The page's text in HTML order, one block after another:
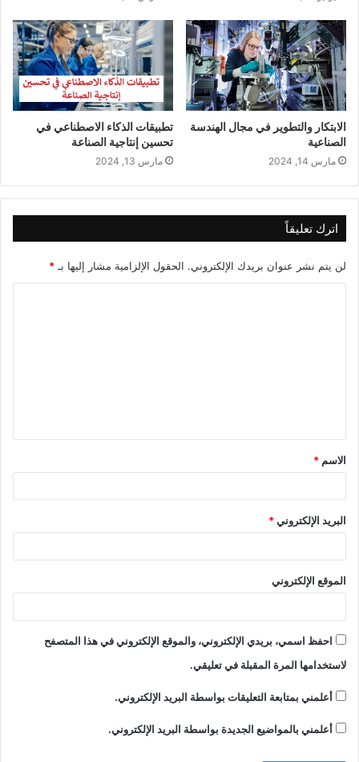
الابتكار والتطوير في مجال الهندسة
الصناعية
مارس 14, 2024
تطبيقات الذكاء الاصطناعي في
تحسين إنتاجية الصناعة
مارس 13, 2024
اترك تعليقاً
لن يتم نشر عنوان بريدك الإلكتروني. الحقول الإلزامية مشار إليها بـ *
الاسم *
البريد الإلكتروني*
الموقع الإلكتروني
احفظ اسمي، بريدي الإلكتروني، والموقع الإلكتروني في هذا المتصفح
لاستخدامها المرة المقبلة في تعليقي.
أعلمني بمتابعة التعليقات بواسطة البريد الإلكتروني.
أعلمني بالمواضيع الجديدة بواسطة البريد الإلكتروني.